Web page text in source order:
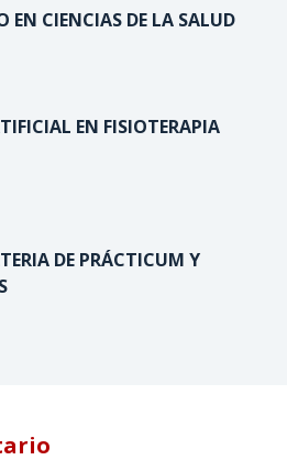
EN CIENCIAS DE LA SALUD
EN FISIOTERAPIA
DE PRÁCTICUM Y